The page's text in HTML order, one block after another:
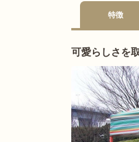
特徴
可愛らしさを